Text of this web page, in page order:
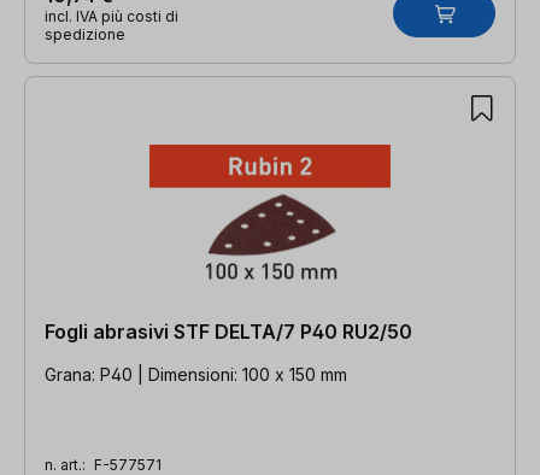
incl. IVA più costi di
spedizione
Fogli abrasivi STF DELTA/7 P40 RU2/50
Grana: P40 | Dimensioni: 100 x 150 mm
n. art.: F-577571